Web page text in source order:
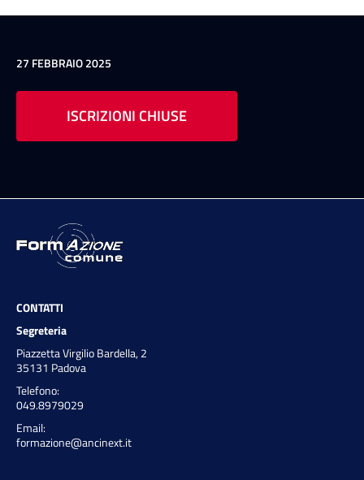
27 FEBBRAIO 2025
ISCRIZIONI CHIUSE
CONTATTI
Segreteria
Piazzetta Virgilio Bardella, 2
35131 Padova
Telefono:
049.8979029
Email:
formazione@ancinext.it